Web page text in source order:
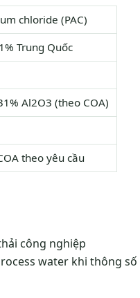
chloride (PAC)
Trung Quốc
Al2O3 (theo COA)
theo yêu cầu
công nghiệp
water khi thông